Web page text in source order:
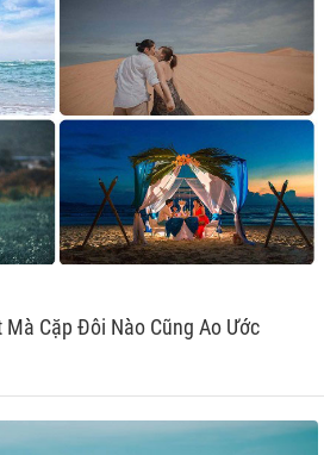
Cặp Đôi Nào Cũng Ao Ước